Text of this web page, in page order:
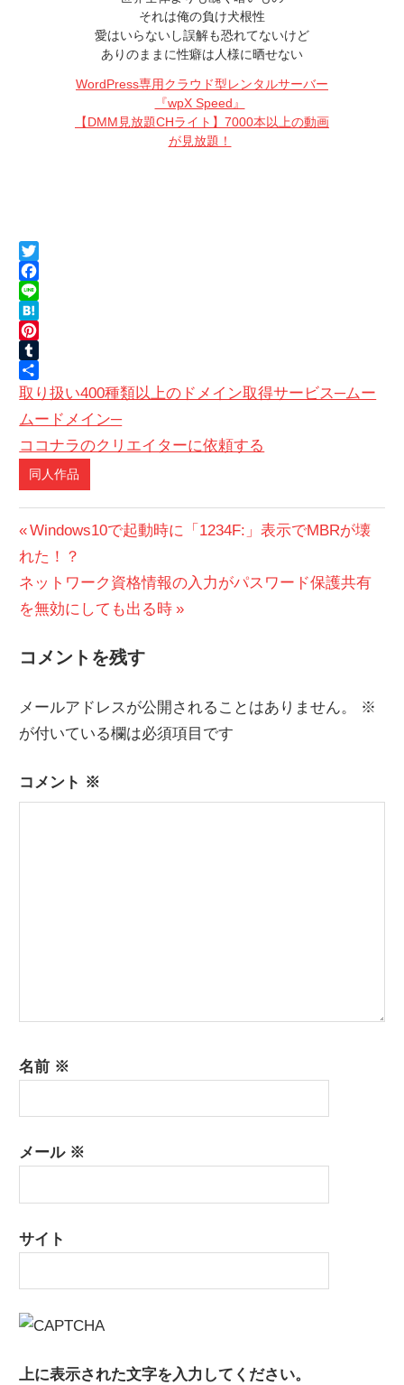
それは俺の負け犬根性
愛はいらないし誤解も恐れてないけど
ありのままに性癖は人様に晒せない
WordPress専用クラウド型レンタルサーバー
『wpX Speed』
【DMM見放題CHライト】7000本以上の動画
が見放題！
Twitter
Facebook
Line
Hatena
Pinterest
Tumblr
共
取り扱い400種類以上のドメイン取得サービス─ムー
ムードメイン─
ココナラのクリエイターに依頼する
同人作品
投
稿
ナ
ゲ
ー
シ
ョ
前
の
投
稿:
Windows10で起動時に「1234F:」表示でMBRが壊
れた！？
次
の
稿:
ネットワーク資格情報の入力がパスワード保護共有
を無効にしても出る時
コメントを残す
メールアドレスが公開されることはありません。
※
が付いている欄は必須項目です
コメント ※
名前 ※
メール ※
サイト
上に表示された文字を入力してください。